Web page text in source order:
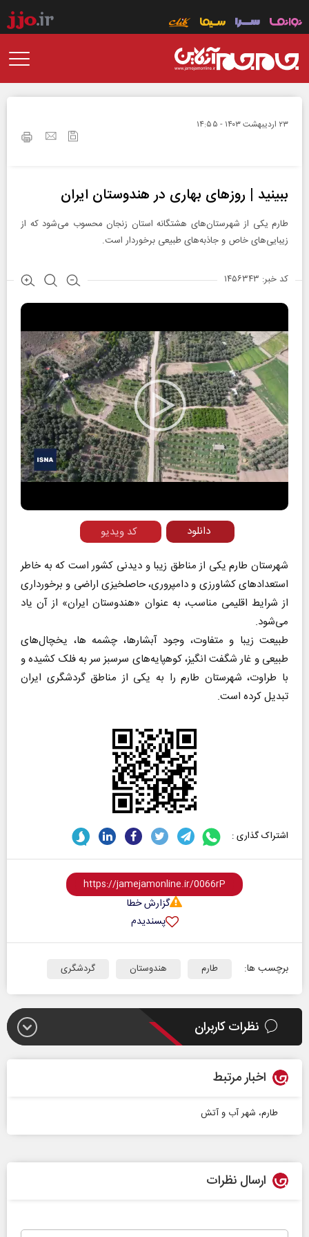
۲۳ ارديبهشت ۱۴۰۳ - ۱۴:۵۵
ببینید | روز‌های بهاری در هندوستان ایران
طارم یکی از شهرستان‌های هشتگانه استان زنجان محسوب می‌شود که از
زیبایی‌های خاص و جاذبه‌های طبیعی برخوردار است.
کد خبر: ۱۴۵۶۳۴۳
Play
Video
کد ویدیو
دانلود
شهرستان طارم یکی از مناطق زیبا و دیدنی کشور است که به خاطر
استعداد‌های کشاورزی و دامپروری، حاصلخیزی اراضی و برخورداری
از شرایط اقلیمی مناسب، به عنوان «هندوستان ایران» از آن یاد
می‌شود.
طبیعت زیبا و متفاوت، وجود آبشارها، چشمه ها، یخچال‌های
طبیعی و غار شگفت انگیز، کوهپایه‌های سرسبز سر به فلک کشیده و
با طراوت، شهرستان طارم را به یکی از مناطق گردشگری ایران
تبدیل کرده است.
اشتراک گذاری :
گزارش خطا
پسندیدم
برچسب ها: طارم هندوستان گردشگری
نظرات کاربران
اخبار مرتبط
طارم، شهر آب و آتش
ارسال نظرات